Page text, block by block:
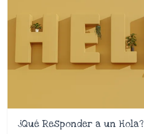
¿Qué Responder a un Hola?